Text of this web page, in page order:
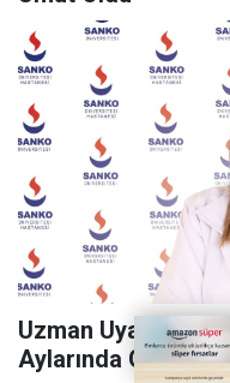
Uzman Uyardı
Aylarında